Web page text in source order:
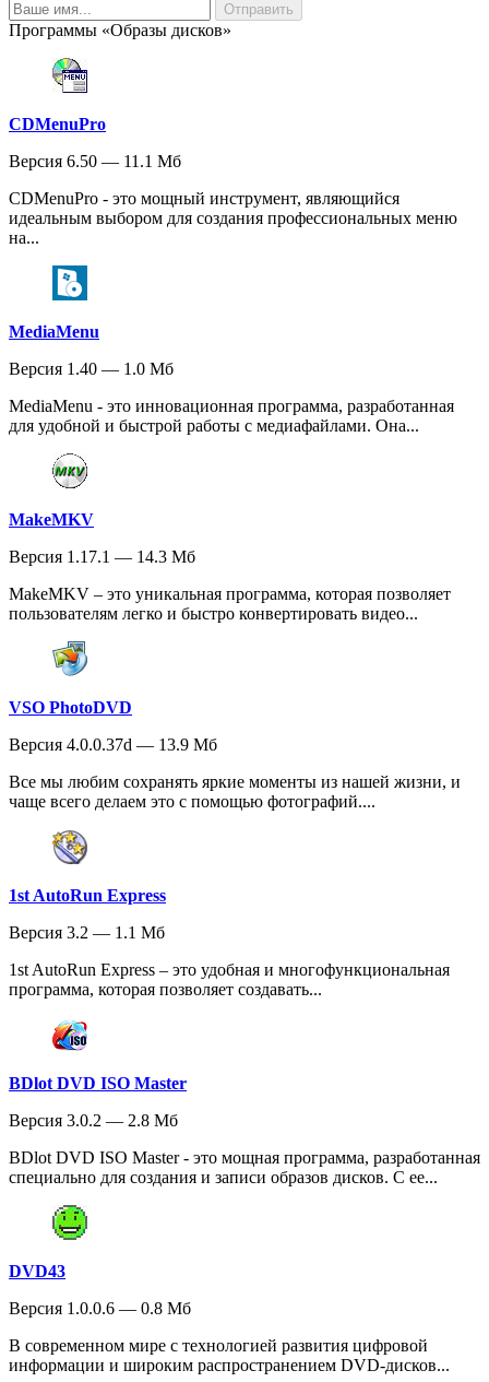
Программы «Образы дисков»
CDMenuPro
Версия 6.50 — 11.1 Мб
CDMenuPro - это мощный инструмент, являющийся
идеальным выбором для создания профессиональных меню
на...
MediaMenu
Версия 1.40 — 1.0 Мб
MediaMenu - это инновационная программа, разработанная
для удобной и быстрой работы с медиафайлами. Она...
MakeMKV
Версия 1.17.1 — 14.3 Мб
MakeMKV – это уникальная программа, которая позволяет
пользователям легко и быстро конвертировать видео...
VSO PhotoDVD
Версия 4.0.0.37d — 13.9 Мб
Все мы любим сохранять яркие моменты из нашей жизни, и
чаще всего делаем это с помощью фотографий....
1st AutoRun Express
Версия 3.2 — 1.1 Мб
1st AutoRun Express – это удобная и многофункциональная
программа, которая позволяет создавать...
BDlot DVD ISO Master
Версия 3.0.2 — 2.8 Мб
BDlot DVD ISO Master - это мощная программа, разработанная
специально для создания и записи образов дисков. С ее...
DVD43
Версия 1.0.0.6 — 0.8 Мб
В современном мире с технологией развития цифровой
информации и широким распространением DVD-дисков...